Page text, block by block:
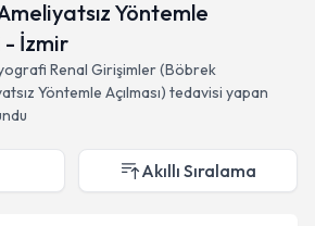
Yöntemle
- İzmir
Renal Girişimler (Böbrek
Yöntemle Açılması) tedavisi yapan
Akıllı Sıralama